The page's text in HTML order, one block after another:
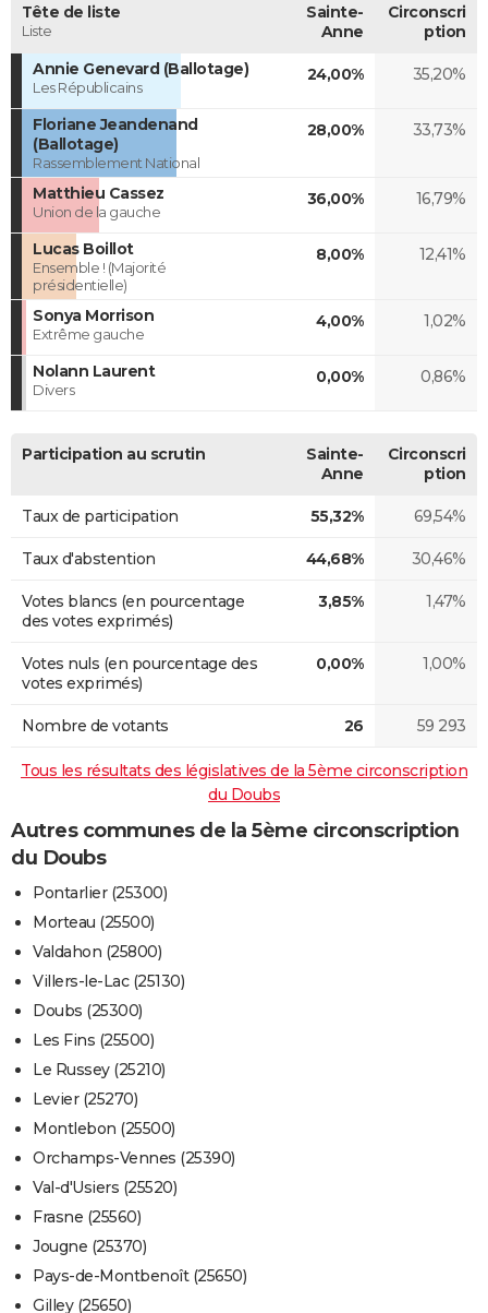
Tête de liste
Liste
Sainte-
Anne
Circonscri
ption
Annie Genevard (Ballotage)
Les Républicains
24,00% 35,20%
Floriane Jeandenand
(Ballotage)
Rassemblement National
28,00% 33,73%
Matthieu Cassez
Union de la gauche
36,00% 16,79%
Lucas Boillot
Ensemble ! (Majorité
présidentielle)
8,00% 12,41%
Sonya Morrison
Extrême gauche
4,00% 1,02%
Nolann Laurent
Divers
0,00% 0,86%
Participation au scrutin
Sainte-
Anne
Circonscri
ption
Taux de participation 55,32% 69,54%
Taux d'abstention 44,68% 30,46%
Votes blancs (en pourcentage
des votes exprimés)
3,85% 1,47%
Votes nuls (en pourcentage des
votes exprimés)
0,00% 1,00%
Nombre de votants 26 59 293
Tous les résultats des législatives de la 5ème circonscription
du Doubs
Autres communes de la 5ème circonscription
du Doubs
Pontarlier (25300)
Morteau (25500)
Valdahon (25800)
Villers-le-Lac (25130)
Doubs (25300)
Les Fins (25500)
Le Russey (25210)
Levier (25270)
Montlebon (25500)
Orchamps-Vennes (25390)
Val-d'Usiers (25520)
Frasne (25560)
Jougne (25370)
Pays-de-Montbenoît (25650)
Gilley (25650)